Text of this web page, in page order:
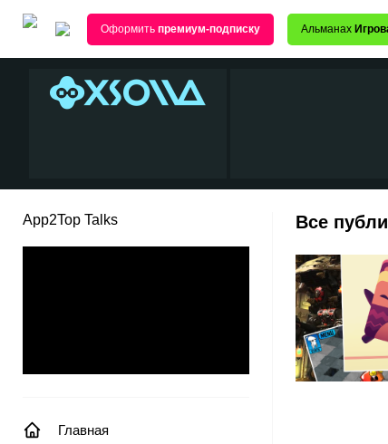
Оформить премиум-подписку Альманах
App2Top Talks
Главная
Все